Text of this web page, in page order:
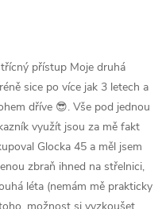
přístup Moje druhá
sice po více jak 3 letech a
dříve 😎. Vše pod jednou
využít jsou za mě fakt
Glocka 45 a měl jsem
zbraň ihned na střelnici,
léta (nemám mě prakticky
možnost si vyzkoušet